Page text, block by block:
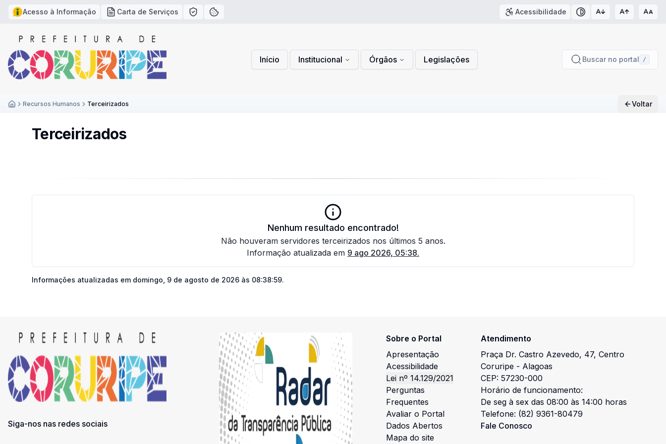
Acesso à Informação Carta de Serviços Política de Privacidade
Política de Cookies Acessibilidade Contraste
Início Institucional Órgãos Legislações Buscar no portal /
Recursos Humanos Terceirizados Voltar
Terceirizados
Nenhum resultado encontrado!
Não houveram servidores terceirizados nos últimos 5 anos.
Informação atualizada em 9 ago 2026, 05:38.
Informações atualizadas em domingo, 9 de agosto de 2026 às 08:38:59.
Siga-nos nas redes sociais
Sobre o Portal
Apresentação
Acessibilidade
Lei nº 14.129/2021
Perguntas
Frequentes
Avaliar o Portal
Dados Abertos
Mapa do site
Atendimento
Praça Dr. Castro Azevedo, 47,Centro
Coruripe - Alagoas
CEP:57230-000
Horário de funcionamento:
De seg à sex das 08:00 às 14:00 horas
Telefone: (82) 9361-80479
Fale Conosco